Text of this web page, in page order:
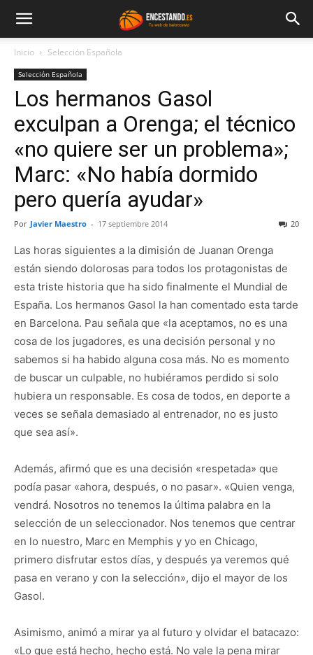
Inicio Selección Española
Selección Española
Los hermanos Gasol
exculpan a Orenga; el técnico
«no quiere ser un problema»;
Marc: «No había dormido
pero quería ayudar»
Por Javier Maestro - 17 septiembre 2014 20
Las horas siguientes a la dimisión de Juanan Orenga
están siendo dolorosas para todos los protagonistas de
esta triste historia que ha sido finalmente el Mundial de
España. Los hermanos Gasol la han comentado esta tarde
en Barcelona. Pau señala que «la aceptamos, no es una
cosa de los jugadores, es una decisión personal y no
sabemos si ha habido alguna cosa más. No es momento
de buscar un culpable, no hubiéramos perdido si solo
hubiera un responsable. Es cosa de todos, en deporte a
veces se señala demasiado al entrenador, no es justo
que sea así».
Además, afirmó que es una decisión «respetada» que
podía pasar «ahora, después, o no pasar». «Quien venga,
vendrá. Nosotros no tenemos la última palabra en la
selección de un seleccionador. Nos tenemos que centrar
en lo nuestro, Marc en Memphis y yo en Chicago,
primero disfrutar estos días, y después ya veremos qué
pasa en verano y con la selección», dijo el mayor de los
Gasol.
Asimismo, animó a mirar ya al futuro y olvidar el batacazo:
«Lo que está hecho, hecho está. No vale la pena mirar